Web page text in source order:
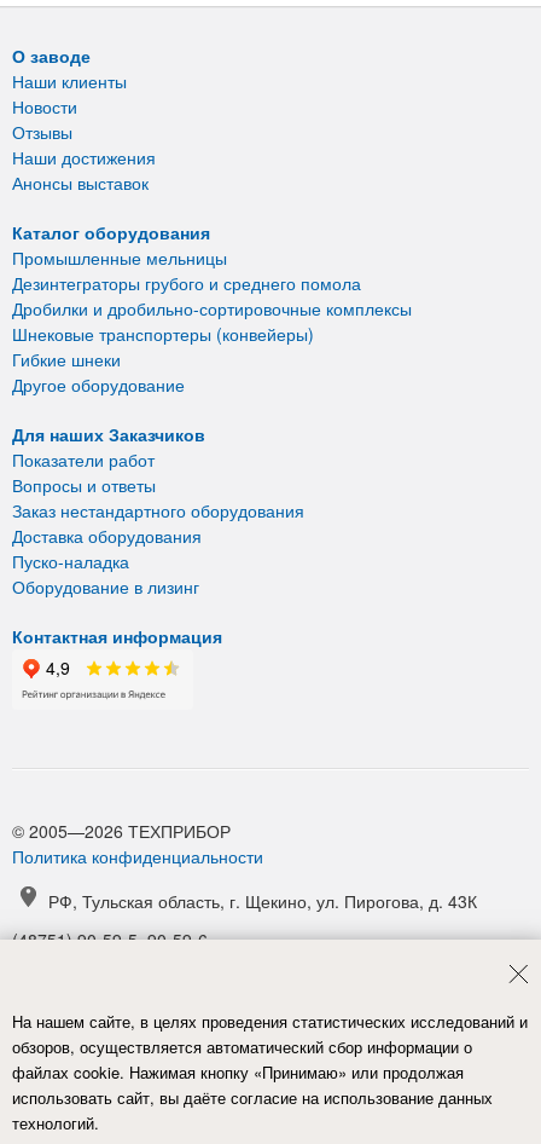
О заводе
Наши клиенты
Новости
Отзывы
Наши достижения
Анонсы выставок
Каталог оборудования
Промышленные мельницы
Дезинтеграторы грубого и среднего помола
Дробилки и дробильно-сортировочные комплексы
Шнековые транспортеры (конвейеры)
Гибкие шнеки
Другое оборудование
Для наших Заказчиков
Показатели работ
Вопросы и ответы
Заказ нестандартного оборудования
Доставка оборудования
Пуско-наладка
Оборудование в лизинг
Контактная информация
© 2005—2026 ТЕХПРИБОР
Политика конфиденциальности
РФ, Тульская область, г. Щекино, ул. Пирогова, д. 43К
(48751) 90-59-5, 90-59-6
Карта проезда
На нашем сайте, в целях проведения статистических исследований и
обзоров, осуществляется автоматический сбор информации о
файлах cookie. Нажимая кнопку «Принимаю» или продолжая
использовать сайт, вы даёте согласие на использование данных
технологий.